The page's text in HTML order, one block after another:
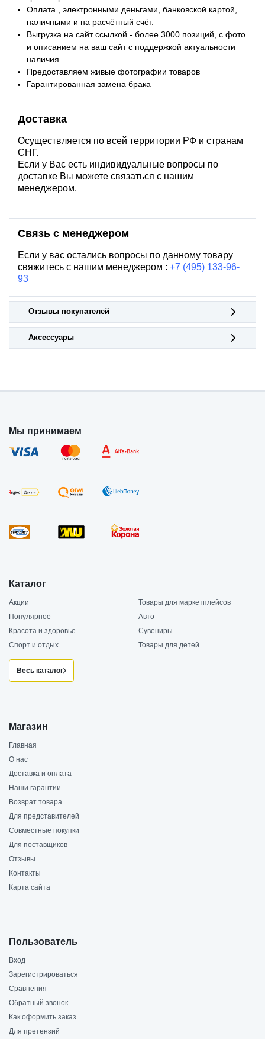
Оплата , электронными деньгами, банковской картой,
наличными и на расчётный счёт.
Выгрузка на сайт ссылкой - более 3000 позиций, с фото
и описанием на ваш сайт с поддержкой актуальности
наличия
Предоставляем живые фотографии товаров
Гарантированная замена брака
Доставка
Осуществляется по всей территории РФ и странам
СНГ.
Если у Вас есть индивидуальные вопросы по
доставке Вы можете связаться с нашим
менеджером.
Связь с менеджером
Если у вас остались вопросы по данному товару
свяжитесь с нашим менеджером : +7 (495) 133-96-
93
Отзывы покупателей
Аксессуары
Мы принимаем
Каталог
Акции
Товары для маркетплейсов
Популярное
Авто
Красота и здоровье
Сувениры
Спорт и отдых
Товары для детей
Весь каталог
Магазин
Главная
О нас
Доставка и оплата
Наши гарантии
Возврат товара
Для представителей
Совместные покупки
Для поставщиков
Отзывы
Контакты
Карта сайта
Пользователь
Вход
Зарегистрироваться
Сравнения
Обратный звонок
Как оформить заказ
Для претензий